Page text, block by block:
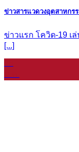
ข่าวสารแวดวงอุตสาหกร
ข่าวแรก โควิด-19 เ
[...]